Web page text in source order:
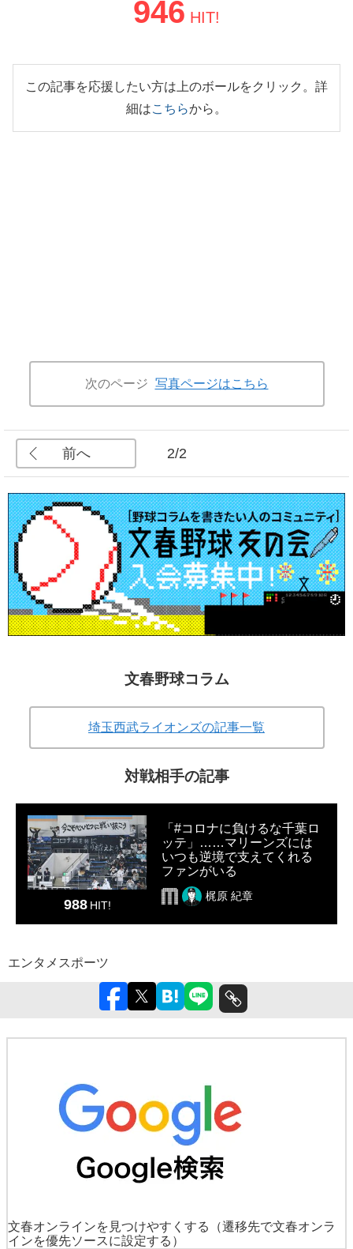
946 HIT!
この記事を応援したい方は上のボールをクリック。詳
細はこちらから。
次のページ 写真ページはこちら
前へ 2/2
文春野球コラム
埼玉西武ライオンズの記事一覧
対戦相手の記事
988 HIT!
「#コロナに負けるな千葉ロ
ッテ」……マリーンズには
いつも逆境で支えてくれる
ファンがいる
梶原 紀章
エンタメ スポーツ
文春オンラインを見つけやすくする
（遷移先で文春オンラ
インを優先ソースに設定する）